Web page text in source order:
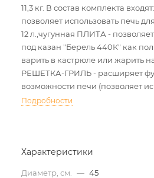
11,3 кг. В состав комплекта
позволяет использовать печь
12 л.,чугунная ПЛИТА -
под казан "Берель 440К" как
варить в кастрюле или жарить
РЕШЕТКА-ГРИЛЬ - расширяет
возможности печи (позволяет
казана, как гриль). Плита
Подробности
Характеристики
Диаметр, см. — 45